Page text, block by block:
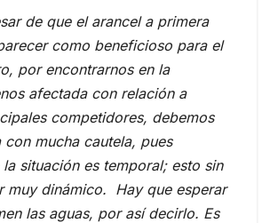
de que el arancel a primera
como beneficioso para el
por encontrarnos en la
afectada con relación a
competidores, debemos
con mucha cautela, pues
situación es temporal; esto sin
muy dinámico. Hay que esperar
las aguas, por así decirlo. Es